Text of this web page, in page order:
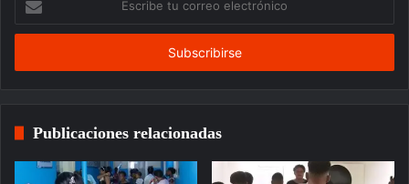
correo
Publicaciones relacionadas